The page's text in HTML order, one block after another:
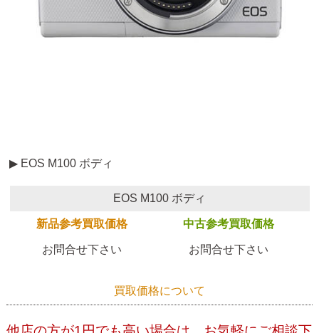
▶ EOS M100 ボディ
EOS M100 ボディ
新品参考買取価格 中古参考買取価格
お問合せ下さい お問合せ下さい
買取価格について